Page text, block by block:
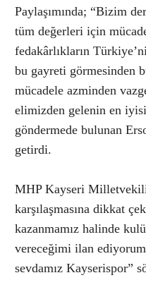
Paylaşımında; “Bizim
tüm değerleri için
fedakârlıkların
bu gayreti görmesinden
mücadele azminden
elimizden gelenin en
göndermede bulunan
getirdi.
MHP Kayseri Milletvekili
karşılaşmasına dikkat
kazanmamız halinde
vereceğimi ilan
sevdamız Kayserispor”